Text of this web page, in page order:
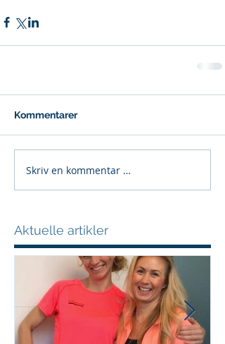
Kommentarer
Skriv en kommentar …
Aktuelle artikler